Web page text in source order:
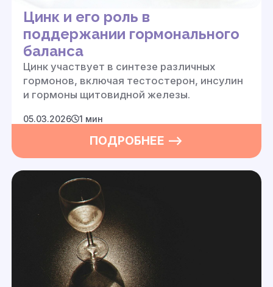
Цинк и его роль в
поддержании гормонального
баланса
Цинк участвует в синтезе различных
гормонов, включая тестостерон, инсулин
и гормоны щитовидной железы.
ПОДРОБНЕЕ —>
05.03.2026 1 мин